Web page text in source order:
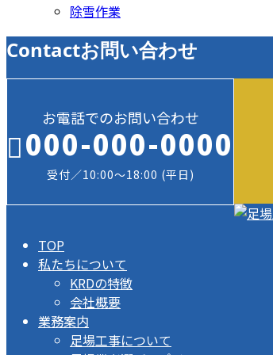
除雪作業
Contactお問い合わせ
お電話でのお問い合わせ
000-000-0000
受付／10:00～18:00 (平日)
TOP
私たちについて
KRDの特徴
会社概要
業務案内
足場工事について